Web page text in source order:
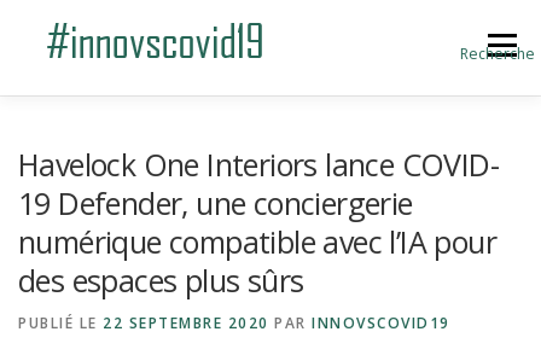
Recherche
Menu
SOUMETTRE UNE INNOVATION
Havelock One Interiors lance COVID-
19 Defender, une conciergerie
numérique compatible avec l’IA pour
des espaces plus sûrs
PUBLIÉ LE 22 SEPTEMBRE 2020 PAR INNOVSCOVID19